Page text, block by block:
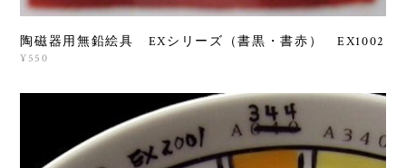
陶磁器用無鉛絵具 EXシリーズ（書黒・書赤） EX1002
¥550